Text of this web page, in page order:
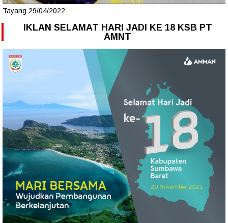
Tayang 29/04/2022
IKLAN SELAMAT HARI JADI KE 18 KSB PT
AMNT